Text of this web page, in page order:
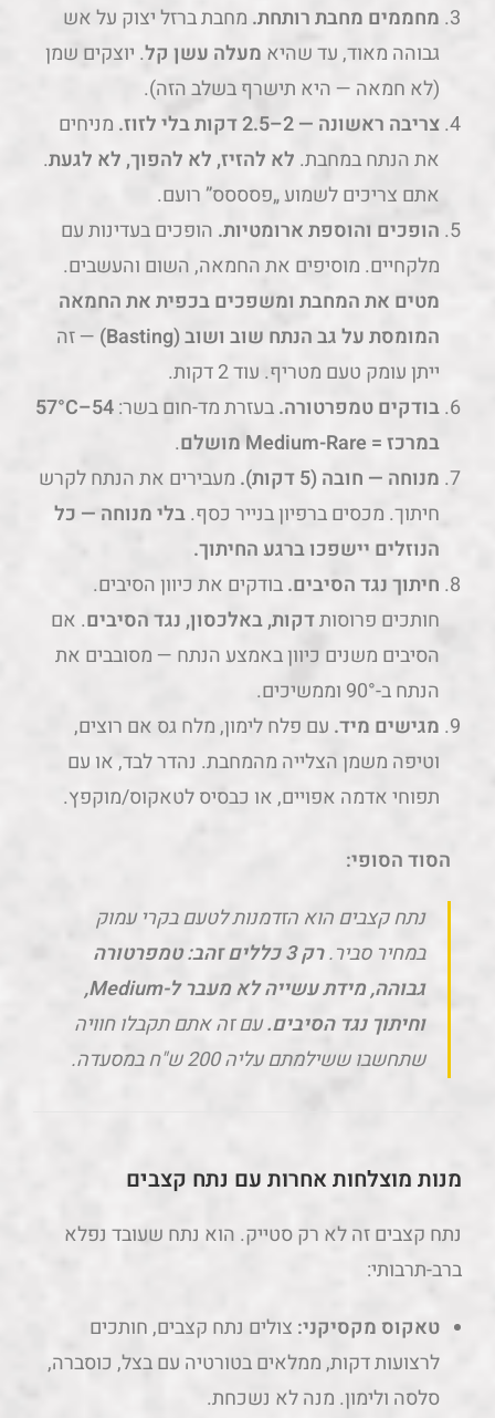
מחממים מחבת רותחת. מחבת ברזל יצוק על אש
גבוהה מאוד, עד שהיא מעלה עשן קל. יוצקים שמן
(לא חמאה — היא תישרף בשלב הזה).
צריבה ראשונה — 2–2.5 דקות בלי לזוז.
מניחים
את הנתח במחבת. לא להזיז, לא להפוך, לא לגעת.
אתם צריכים לשמוע „פסססס” רועם.
הופכים והוספת ארומטיות. הופכים בעדינות עם
מלקחיים. מוסיפים את החמאה, השום והעשבים.
מטים את המחבת ומשפכים בכפית את החמאה
המומסת על גב הנתח שוב ושוב (Basting)
— זה
ייתן עומק טעם מטריף. עוד 2 דקות.
בודקים טמפרטורה.בעזרת מד-חום בשר:
54–57°C
במרכז = Medium-Rare מושלם
.
מנוחה — חובה (5 דקות).
מעבירים את הנתח לקרש
חיתוך. מכסים ברפיון בנייר כסף.בלי מנוחה — כל
הנוזלים יישפכו ברגע החיתוך.
חיתוך נגד הסיבים.בודקים את כיוון הסיבים.
חותכים פרוסותדקות, באלכסון, נגד הסיבים. אם
הסיבים משנים כיוון באמצע הנתח — מסובבים את
הנתח ב-90° וממשיכים.
מגישים מיד. עם פלח לימון, מלח גס אם רוצים,
וטיפה משמן הצלייה מהמחבת. נהדר לבד, או עם
תפוחי אדמה אפויים, או כבסיס לטאקוס/מוקפץ.
הסוד הסופי:
נתח קצבים הוא הזדמנות לטעם בקרי עמוק
במחיר סביר.
רק 3 כללים זהב: טמפרטורה
גבוהה, מידת עשייה לא מעבר ל-Medium,
וחיתוך נגד הסיבים.עם זה אתם תקבלו חוויה
שתחשבו ששילמתם עליה 200 ש"ח במסעדה.
מנות מוצלחות אחרות עם נתח קצבים
נתח קצבים זה לא רק סטייק. הוא נתח שעובד נפלא
ברב-תרבותי:
טאקוס מקסיקני: צולים נתח קצבים, חותכים
לרצועות דקות, ממלאים בטורטיה עם בצל, כוסברה,
סלסה ולימון. מנה לא נשכחת.